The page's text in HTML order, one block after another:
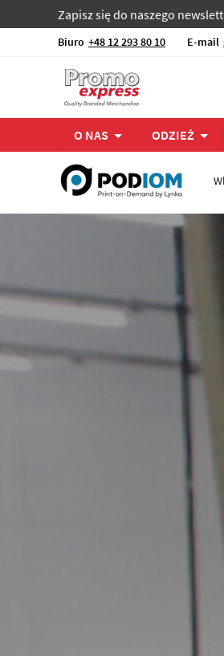
Zapisz się do naszego
Biuro +48 12 293 80 10 E-mail
O NAS ODZIEŻ